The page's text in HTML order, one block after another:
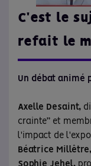
C'est le
refait le
Un débat animé
Axelle Desaint,
crainte” et
l'impact de
Béatrice Millêtre,
Sophie Jehel,